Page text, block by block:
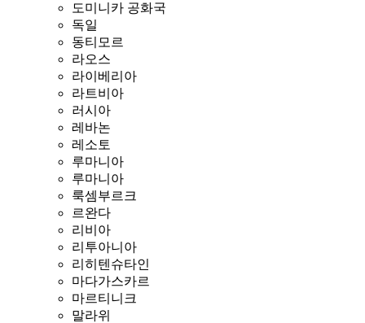
도미니카 공화국
독일
동티모르
라오스
라이베리아
라트비아
러시아
레바논
레소토
루마니아
루마니아
룩셈부르크
르완다
리비아
리투아니아
리히텐슈타인
마다가스카르
마르티니크
말라위